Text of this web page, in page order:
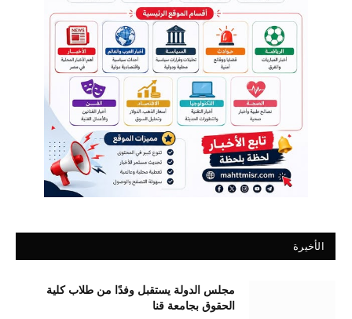
الأخيرة
مجلس الدولة يستقبل وفدًا من طلاب كلية
الحقوق بجامعة قنا